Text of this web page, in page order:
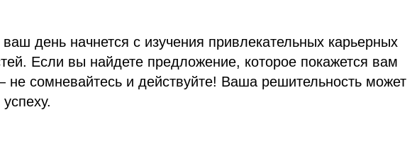
день начнется с изучения привлекательных карьерных
Если вы найдете предложение, которое покажется вам
сомневайтесь и действуйте! Ваша решительность может